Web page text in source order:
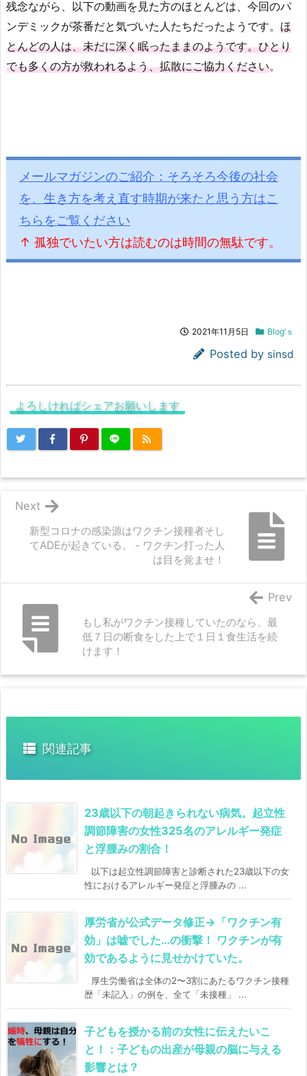
残念ながら、以下の動画を見た方のほとんどは、今回のパ
ンデミックが茶番だと気づいた人たちだったようです。 ほ
とんどの人は、未だに深く眠ったままのようです。ひとり
でも多くの方が救われるよう、拡散にご協力ください。
メールマガジンのご紹介：そろそろ今後の社会
を、生き方を考え直す時期が来たと思う方はこ
ちらをご覧ください
↑ 孤独でいたい方は読むのは時間の無駄です。
2021年11月5日 Blog’ｓ
Posted by sinsd
よろしければシェアお願いします
新型コロナの感染源はワクチン接種者そし
てADEが起きている。 - ワクチン打った人
は目を覚ませ！
Next
もし私がワクチン接種していたのなら、最
低７日の断食をした上で１日１食生活を続
けます！
Prev
関連記事
23歳以下の朝起きられない病気。起立性
調節障害の女性325名のアレルギー発症
と浮腫みの割合！
以下は起立性調節障害と診断された23歳以下の女
性におけるアレルギー発症と浮腫みの ...
厚労省が公式データ修正→「ワクチン有
効」は嘘でした…の衝撃！ ワクチンが有
効であるように見せかけていた。
厚生労働省は全体の2〜3割にあたるワクチン接種
歴「未記入」の例を、全て「未接種」 ...
子どもを授かる前の女性に伝えたいこ
と！：子どもの出産が母親の脳に与える
影響とは？